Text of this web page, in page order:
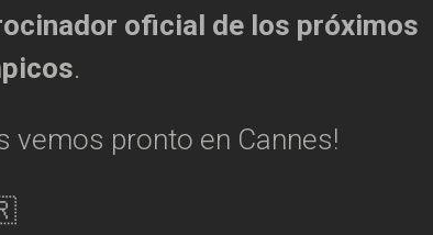
oficial de los próximos
.
vemos pronto en Cannes!